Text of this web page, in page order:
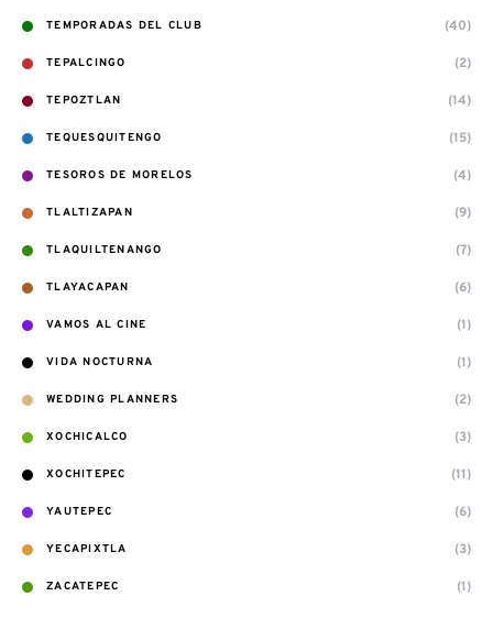
TEMPORADAS DEL CLUB (40)
TEPALCINGO (2)
TEPOZTLAN (14)
TEQUESQUITENGO (15)
TESOROS DE MORELOS (4)
TLALTIZAPAN (9)
TLAQUILTENANGO (7)
TLAYACAPAN (6)
VAMOS AL CINE (1)
VIDA NOCTURNA (1)
WEDDING PLANNERS (2)
XOCHICALCO (3)
XOCHITEPEC (11)
YAUTEPEC (6)
YECAPIXTLA (3)
ZACATEPEC (1)